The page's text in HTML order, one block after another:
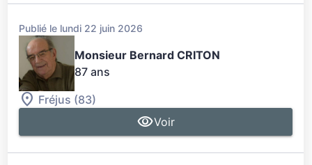
Publié le lundi 22 juin 2026
Monsieur Bernard CRITON
87 ans
Fréjus (83)
Voir